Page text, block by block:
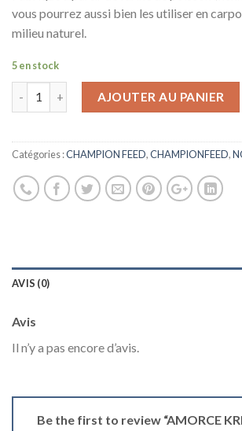
vous pourrez aussi bien les utiliser en
milieu naturel.
5 en stock
AJOUTER AU PANIER
Catégories :CHAMPION FEED,CHAMPIONFEED,
AVIS (0)
Avis
Il n’y a pas encore d’avis.
Be the first to review “AMORCE